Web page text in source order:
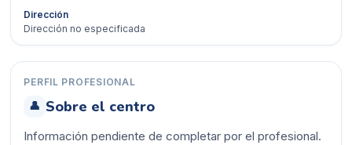
Dirección
Dirección no especificada
PERFIL PROFESIONAL
👤 Sobre el centro
Información pendiente de completar por el profesional.